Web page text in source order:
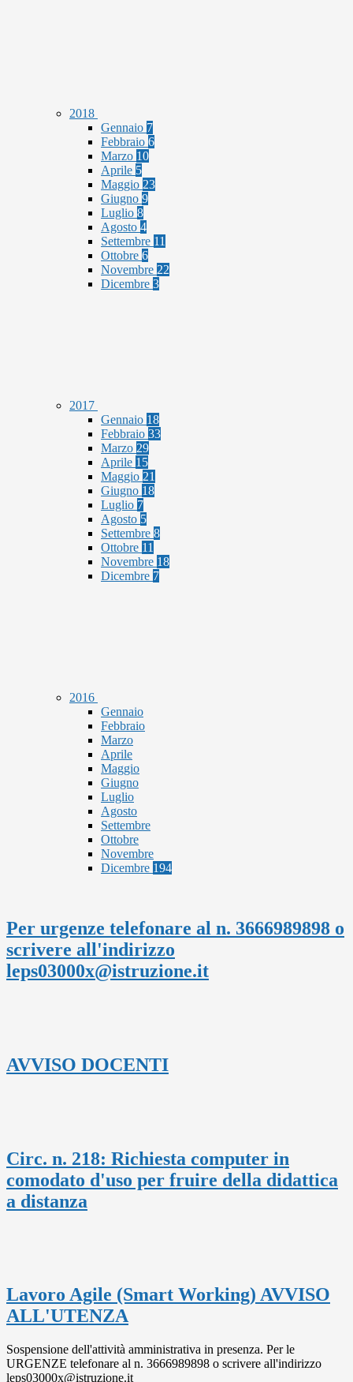
2018
Gennaio 7
Febbraio 6
Marzo 10
Aprile 5
Maggio 23
Giugno 9
Luglio 8
Agosto 4
Settembre 11
Ottobre 6
Novembre 22
Dicembre 3
2017
Gennaio 18
Febbraio 33
Marzo 29
Aprile 15
Maggio 21
Giugno 18
Luglio 7
Agosto 5
Settembre 8
Ottobre 11
Novembre 18
Dicembre 7
2016
Gennaio
Febbraio
Marzo
Aprile
Maggio
Giugno
Luglio
Agosto
Settembre
Ottobre
Novembre
Dicembre 194
Per urgenze telefonare al n. 3666989898 o
scrivere all'indirizzo
leps03000x@istruzione.it
AVVISO DOCENTI
Circ. n. 218: Richiesta computer in
comodato d'uso per fruire della didattica
a distanza
Lavoro Agile (Smart Working) AVVISO
ALL'UTENZA
Sospensione dell'attività amministrativa in presenza. Per le
URGENZE telefonare al n. 3666989898 o scrivere all'indirizzo
leps03000x@istruzione.it